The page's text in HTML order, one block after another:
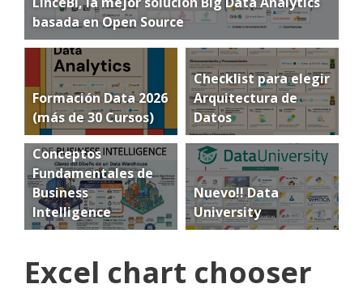
basada en Open Source
Formación Data 2026
(más de 30 Cursos)
Checklist para elegir
Arquitectura de
Datos
Conceptos
Fundamentales de
Business
Intelligence
Nuevo!! Data
University
Excel chart chooser